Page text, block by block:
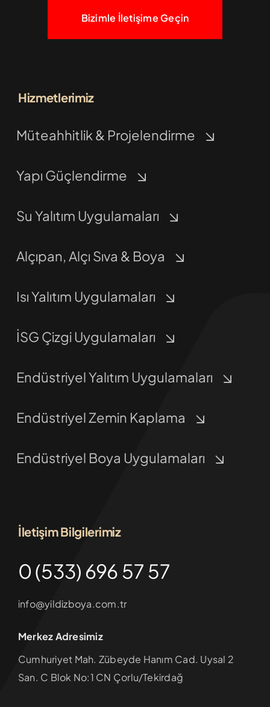
Bizimle İletişime Geçin
Hizmetlerimiz
Müteahhitlik & Projelendirme
Yapı Güçlendirme
Su Yalıtım Uygulamaları
Alçıpan, Alçı Sıva & Boya
Isı Yalıtım Uygulamaları
İSG Çizgi Uygulamaları
Endüstriyel Yalıtım Uygulamaları
Endüstriyel Zemin Kaplama
Endüstriyel Boya Uygulamaları
İletişim Bilgilerimiz
0 (533) 696 57 57
info@yildizboya.com.tr
Merkez Adresimiz
Cumhuriyet Mah. Zübeyde Hanım Cad. Uysal 2
San. C Blok No:1 CN Çorlu/Tekirdağ